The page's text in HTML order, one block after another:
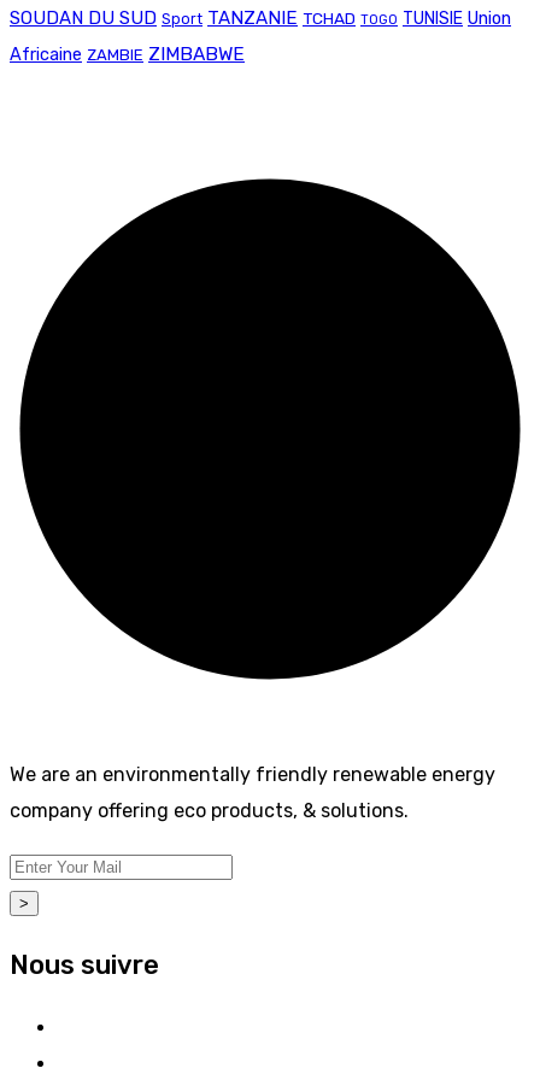
SOUDAN DU SUD Sport TANZANIE TCHAD TOGO TUNISIE Union
Africaine ZAMBIE ZIMBABWE
We are an environmentally friendly renewable energy
company offering eco products, & solutions.
>
Nous suivre